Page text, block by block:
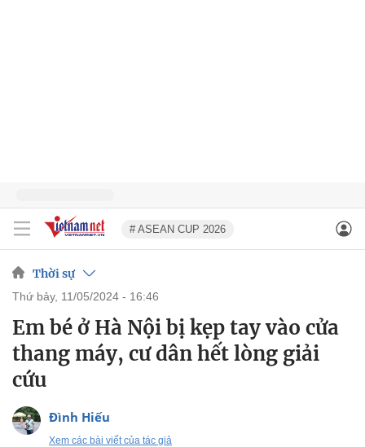
# ASEAN CUP 2026
Thời sự
thứ bảy, 11/05/2024 - 16:46
Em bé ở Hà Nội bị kẹp tay vào cửa
thang máy, cư dân hết lòng giải
cứu
Đình Hiếu
Xem các bài viết của tác giả